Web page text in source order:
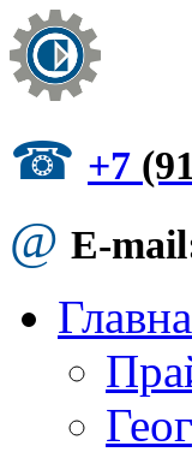
☎ +7
@ E-